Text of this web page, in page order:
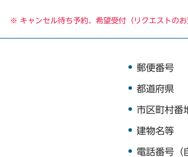
※ キャンセル待ち予約、希望受付（リクエストのお
郵便番号
都道府県
市区町村番
建物名等
電話番号（